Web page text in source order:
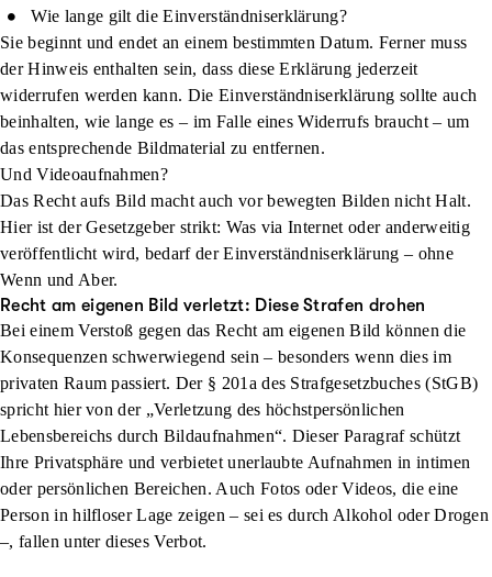
Wie lange gilt die Einverständniserklärung?
Sie beginnt und endet an einem bestimmten Datum. Ferner muss
der Hinweis enthalten sein, dass diese Erklärung jederzeit
widerrufen werden kann. Die Einverständniserklärung sollte auch
beinhalten, wie lange es – im Falle eines Widerrufs braucht – um
das entsprechende Bildmaterial zu entfernen.
Und Videoaufnahmen?
Das Recht aufs Bild macht auch vor bewegten Bilden nicht Halt.
Hier ist der Gesetzgeber strikt: Was via Internet oder anderweitig
veröffentlicht wird, bedarf der Einverständniserklärung – ohne
Wenn und Aber.
Recht am eigenen Bild verletzt: Diese Strafen drohen
Bei einem Verstoß gegen das Recht am eigenen Bild können die
Konsequenzen schwerwiegend sein – besonders wenn dies im
privaten Raum passiert. Der § 201a des Strafgesetzbuches (StGB)
spricht hier von der „Verletzung des höchstpersönlichen
Lebensbereichs durch Bildaufnahmen“. Dieser Paragraf schützt
Ihre Privatsphäre und verbietetunerlaubte Aufnahmen in intimen
oder persönlichen Bereichen. Auch Fotos oder Videos, die eine
Person in hilfloser Lage zeigen – sei es durch Alkohol oder Drogen
–, fallen unter dieses Verbot.